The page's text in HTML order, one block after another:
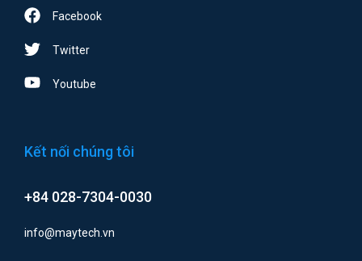
Facebook
Twitter
Youtube
Kết nối chúng tôi
+84 028-7304-0030
info@maytech.vn